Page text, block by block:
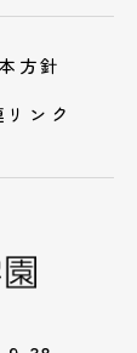
方針
リンク